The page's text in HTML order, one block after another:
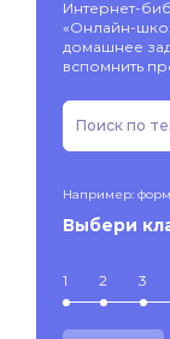
Интернет-
«Онлайн-
домашнее
вспомнить
Например:
Выбери
1 2 3